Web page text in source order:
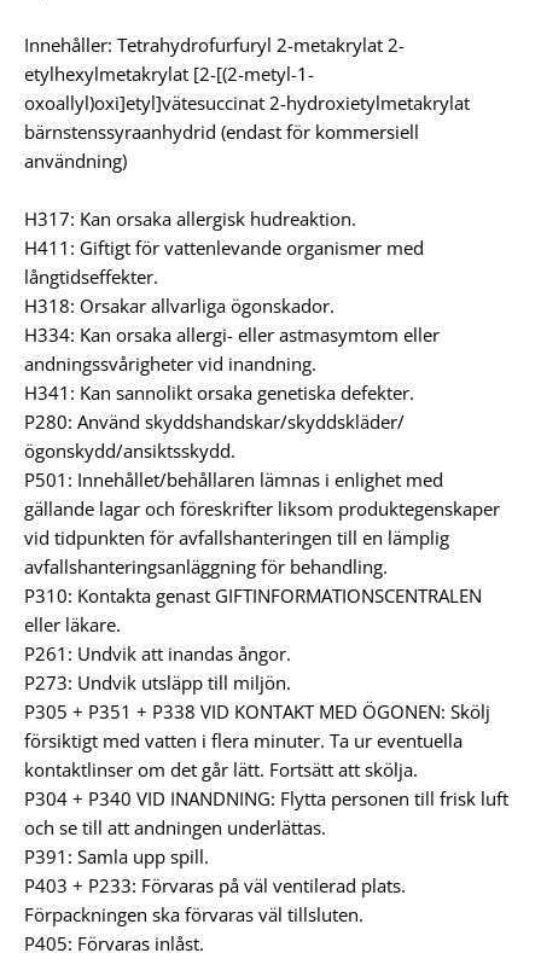
Innehåller: Tetrahydrofurfuryl 2-metakrylat 2-
etylhexylmetakrylat [2-[(2-metyl-1-
oxoallyl)oxi]etyl]vätesuccinat 2-hydroxietylmetakrylat
bärnstenssyraanhydrid (endast för kommersiell
användning)
H317: Kan orsaka allergisk hudreaktion.
H411: Giftigt för vattenlevande organismer med
långtidseffekter.
H318: Orsakar allvarliga ögonskador.
H334: Kan orsaka allergi- eller astmasymtom eller
andningssvårigheter vid inandning.
H341: Kan sannolikt orsaka genetiska defekter.
P280: Använd skyddshandskar/skyddskläder/
ögonskydd/ansiktsskydd.
P501: Innehållet/behållaren lämnas i enlighet med
gällande lagar och föreskrifter liksom produktegenskaper
vid tidpunkten för avfallshanteringen till en lämplig
avfallshanteringsanläggning för behandling.
P310: Kontakta genast GIFTINFORMATIONSCENTRALEN
eller läkare.
P261: Undvik att inandas ångor.
P273: Undvik utsläpp till miljön.
P305 + P351 + P338 VID KONTAKT MED ÖGONEN: Skölj
försiktigt med vatten i flera minuter. Ta ur eventuella
kontaktlinser om det går lätt. Fortsätt att skölja.
P304 + P340 VID INANDNING: Flytta personen till frisk luft
och se till att andningen underlättas.
P391: Samla upp spill.
P403 + P233: Förvaras på väl ventilerad plats.
Förpackningen ska förvaras väl tillsluten.
P405: Förvaras inlåst.